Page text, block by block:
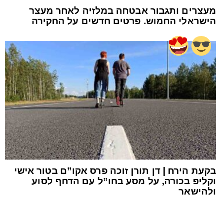
מעצרים ותגבור אבטחה במלזיה לאחר מעצר
הישראלי החמוש. פרטים חדשים על החקירה
בקעת הירח | דן תורן זוכה פרס אקו”ם בטור אישי
וקליפ בכורה, על מסע בחו”ל עם הדחף לסוע
ולהישאר